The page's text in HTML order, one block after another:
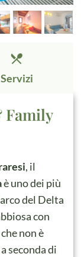
restaurant_menu
Servizi
Family
, il
è uno dei più
del Delta
con
non è
a seconda di